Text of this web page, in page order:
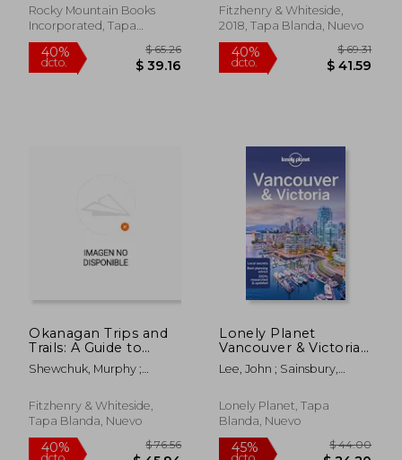
40%
dcto.
Rocky Mountain Books
Incorporated, Tapa
Blanda, Nuevo
Region (en Inglés)
Fitzhenry & Whiteside,
2018, Tapa Blanda, Nuevo
Okanagan Trips and
Trails: A Guide to
British Columbia's
Okanagan-
(en Inglés)
Shewchuk, Murphy ;
Fitzhenry & Whiteside,
Tapa Blanda, Nuevo
Lonely Planet
Vancouver & Victoria
9 (Travel Guide) (en
Inglés)
Lee, John ; Sainsbury,
Lonely Planet, Tapa
Blanda, Nuevo